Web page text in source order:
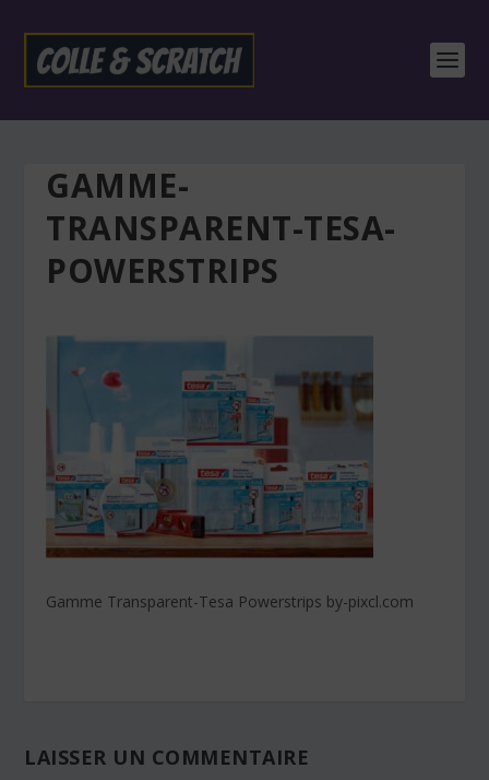
GAMME-
TRANSPARENT-TESA-
POWERSTRIPS
Gamme Transparent-Tesa Powerstrips by-pixcl.com
LAISSER UN COMMENTAIRE